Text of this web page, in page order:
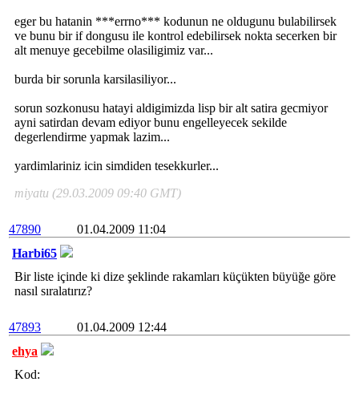
eger bu hatanin ***errno*** kodunun ne oldugunu bulabilirsek
ve bunu bir if dongusu ile kontrol edebilirsek nokta secerken bir
alt menuye gecebilme olasiligimiz var...
burda bir sorunla karsilasiliyor...
sorun sozkonusu hatayi aldigimizda lisp bir alt satira gecmiyor
ayni satirdan devam ediyor bunu engelleyecek sekilde
degerlendirme yapmak lazim...
yardimlariniz icin simdiden tesekkurler...
miyatu (29.03.2009 09:40 GMT)
47890
01.04.2009 11:04
Harbi65
Bir liste içinde ki dize şeklinde rakamları küçükten büyüğe göre
nasıl sıralatırız?
47893
01.04.2009 12:44
ehya
Kod: